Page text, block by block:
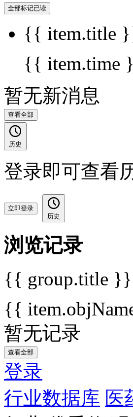
全部标记已读
{{ item.title
{{ item.time
暂无新消息
查看全部
历史
登录即可查看
立即登录
历史
浏览记录
{{ group.title }}
{{
暂无记录
查看全部
登录
行业数据库 医